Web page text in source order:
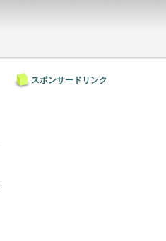
スポンサードリンク